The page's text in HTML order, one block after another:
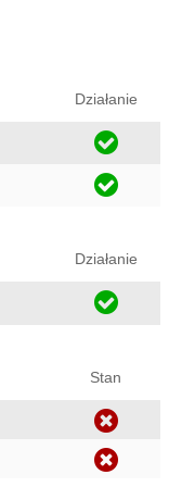
Działanie
Działanie
Stan